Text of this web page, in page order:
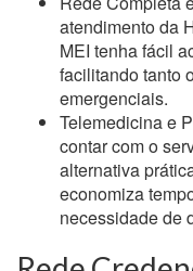
atendimento da
MEI tenha fácil
facilitando tanto
emergenciais.
Telemedicina e
contar com o
alternativa
economiza
necessidade de